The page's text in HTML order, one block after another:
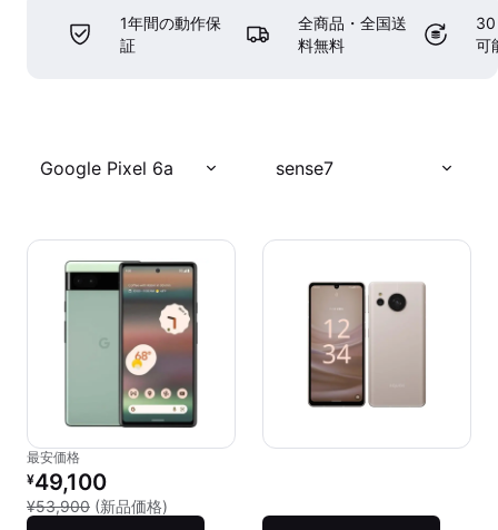
1年間の動作保
証
全商品・全国送
料無料
30
可
Google Pixel 6a sense7
最安価格
リファービッシュ品の価格：
¥49,100
¥53,900 (新品価格)